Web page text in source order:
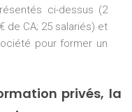
ci-dessus (2
de CA; 25 salariés) et
pour former un
privés, la